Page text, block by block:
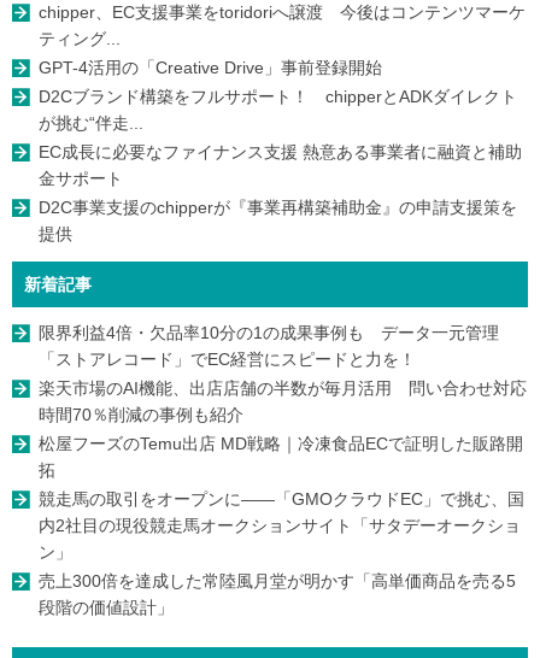
chipper、EC支援事業をtoridoriへ譲渡 今後はコンテンツマーケ
ティング...
GPT-4活用の「Creative Drive」事前登録開始
D2Cブランド構築をフルサポート！ chipperとADKダイレクト
が挑む“伴走...
EC成長に必要なファイナンス支援 熱意ある事業者に融資と補助
金サポート
D2C事業⽀援のchipperが『事業再構築補助⾦』の申請⽀援策を
提供
新着記事
限界利益4倍・欠品率10分の1の成果事例も データ一元管理
「ストアレコード」でEC経営にスピードと力を！
楽天市場のAI機能、出店店舗の半数が毎月活用 問い合わせ対応
時間70％削減の事例も紹介
松屋フーズのTemu出店 MD戦略｜冷凍食品ECで証明した販路開
拓
競走馬の取引をオープンに――「GMOクラウドEC」で挑む、国
内2社目の現役競走馬オークションサイト「サタデーオークショ
ン」
売上300倍を達成した常陸風月堂が明かす「高単価商品を売る5
段階の価値設計」